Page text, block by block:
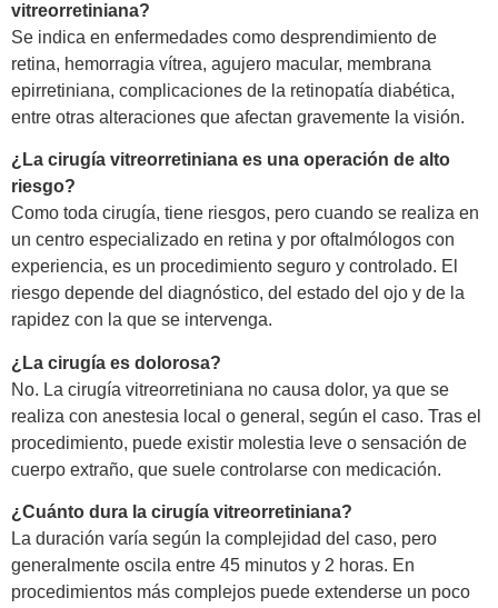
vitreorretiniana?
Se indica en enfermedades como desprendimiento de
retina, hemorragia vítrea, agujero macular, membrana
epirretiniana, complicaciones de la retinopatía diabética,
entre otras alteraciones que afectan gravemente la visión.
¿La cirugía vitreorretiniana es una operación de alto
riesgo?
Como toda cirugía, tiene riesgos, pero cuando se realiza en
un centro especializado en retina y por oftalmólogos con
experiencia, es un procedimiento seguro y controlado. El
riesgo depende del diagnóstico, del estado del ojo y de la
rapidez con la que se intervenga.
¿La cirugía es dolorosa?
No. La cirugía vitreorretiniana no causa dolor, ya que se
realiza con anestesia local o general, según el caso. Tras el
procedimiento, puede existir molestia leve o sensación de
cuerpo extraño, que suele controlarse con medicación.
¿Cuánto dura la cirugía vitreorretiniana?
La duración varía según la complejidad del caso, pero
generalmente oscila entre 45 minutos y 2 horas. En
procedimientos más complejos puede extenderse un poco